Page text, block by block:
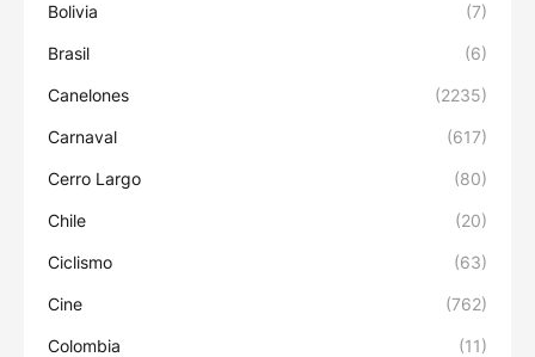
Bolivia (7)
Brasil (6)
Canelones (2235)
Carnaval (617)
Cerro Largo (80)
Chile (20)
Ciclismo (63)
Cine (762)
Colombia (11)